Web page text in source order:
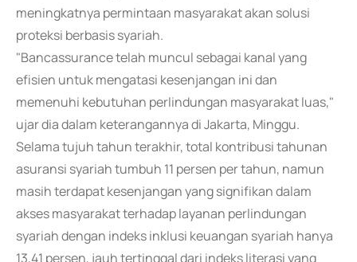
meningkatnya permintaan masyarakat akan solusi
proteksi berbasis syariah.
"Bancassurance telah muncul sebagai kanal yang
efisien untuk mengatasi kesenjangan ini dan
memenuhi kebutuhan perlindungan masyarakat luas,"
ujar dia dalam keterangannya di Jakarta, Minggu.
Selama tujuh tahun terakhir, total kontribusi tahunan
asuransi syariah tumbuh 11 persen per tahun, namun
masih terdapat kesenjangan yang signifikan dalam
akses masyarakat terhadap layanan perlindungan
syariah dengan indeks inklusi keuangan syariah hanya
13,41 persen, jauh tertinggal dari indeks literasi yang